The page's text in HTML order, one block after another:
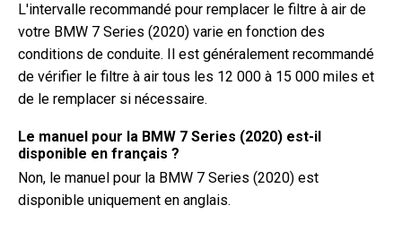
L'intervalle recommandé pour remplacer le filtre à air de
votre BMW 7 Series (2020) varie en fonction des
conditions de conduite. Il est généralement recommandé
de vérifier le filtre à air tous les 12 000 à 15 000 miles et
de le remplacer si nécessaire.
Le manuel pour la BMW 7 Series (2020) est-il
disponible en français ?
Non, le manuel pour la BMW 7 Series (2020) est
disponible uniquement en anglais.